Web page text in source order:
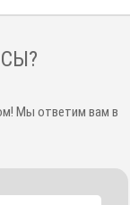
Мы ответим вам в